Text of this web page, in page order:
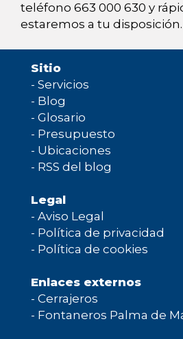
teléfono 663 000 630 y
estaremos a tu disposición.
Sitio
- Servicios
- Blog
- Glosario
- Presupuesto
- Ubicaciones
- RSS del blog
Legal
- Aviso Legal
- Política de privacidad
- Política de cookies
Enlaces externos
- Cerrajeros
- Fontaneros Palma de